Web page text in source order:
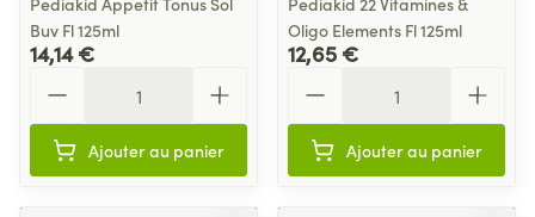
Buv Fl 125ml
14,14 €
Ajouter au panier
Oligo Elements Fl 125ml
12,65 €
Ajouter au panier